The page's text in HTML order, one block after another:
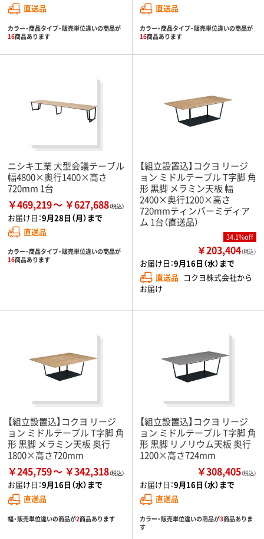
直送品
カラー・商品タイプ・販売単位違いの商品が
16商品あります
直送品
カラー・商品タイプ・販売単位違いの商品が
16商品あります
ニシキ工業 大型会議テーブル
幅4800×奥行1400×高さ
720mm 1台
￥469,219 ￥627,688
お届け日：9月28日（月）まで
直送品
カラー・商品タイプ・販売単位違いの商品が
16商品あります
【組立設置込】コクヨ リージ
ョン ミドルテーブル T字脚 角
形 黒脚 メラミン天板 幅
2400×奥行1200×高さ
720mmティンバーミディア
ム 1台（直送品）
34.1%off
￥203,404（税込）
お届け日：9月16日（水）まで
直送品 コクヨ株式会社から
お届け
【組立設置込】コクヨ リージ
ョン ミドルテーブル T字脚 角
形 黒脚 メラミン天板 奥行
1800×高さ720mm
￥245,759 ￥342,318
お届け日：9月16日（水）まで
直送品
幅・販売単位違いの商品が2商品あります
【組立設置込】コクヨ リージ
ョン ミドルテーブル T字脚 角
形 黒脚 リノリウム天板 奥行
1200×高さ724mm
￥308,405（税込）
お届け日：9月16日（水）まで
直送品
カラー・販売単位違いの商品が3商品ありま
す